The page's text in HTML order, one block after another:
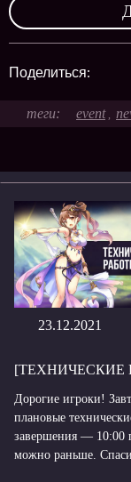
Поделиться:
event
23.12.2021
[ТЕХНИЧЕСКИЕ
Дорогие игроки!
плановые
завершения — 10:00
можно раньше.